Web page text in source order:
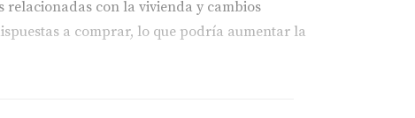
relacionadas con la vivienda y cambios
a comprar, lo que podría aumentar la